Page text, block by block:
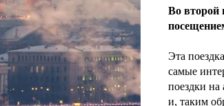
Во второй
Эта
самые
поездки на
и, таким